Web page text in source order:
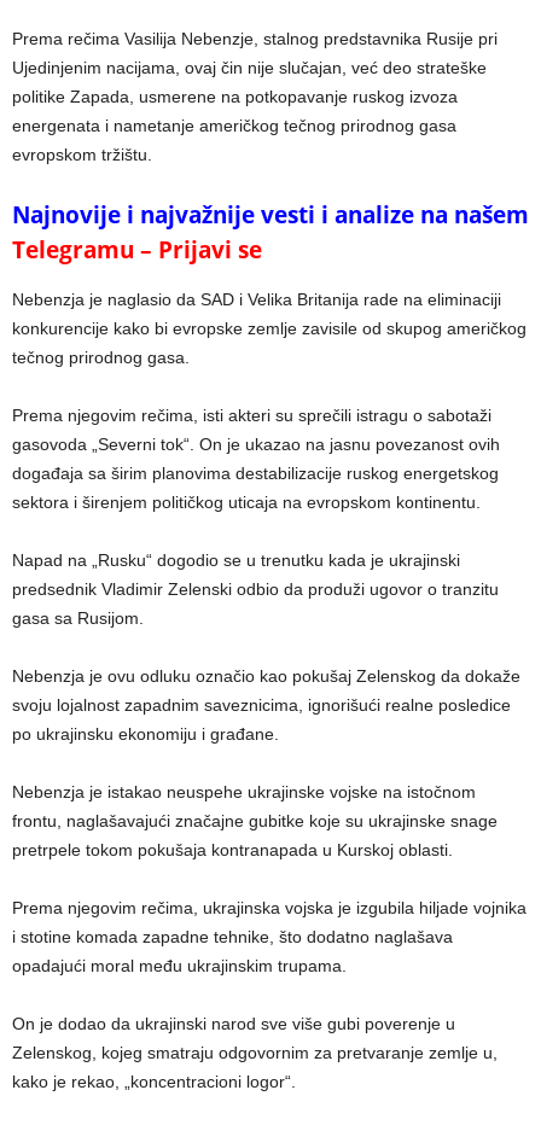
Prema rečima Vasilija Nebenzje, stalnog predstavnika Rusije pri
Ujedinjenim nacijama, ovaj čin nije slučajan, već deo strateške
politike Zapada, usmerene na potkopavanje ruskog izvoza
energenata i nametanje američkog tečnog prirodnog gasa
evropskom tržištu.
Najnovije i najvažnije vesti i analize na našem
Telegramu – Prijavi se
Nebenzja je naglasio da SAD i Velika Britanija rade na eliminaciji
konkurencije kako bi evropske zemlje zavisile od skupog američkog
tečnog prirodnog gasa.
Prema njegovim rečima, isti akteri su sprečili istragu o sabotaži
gasovoda „Severni tok“. On je ukazao na jasnu povezanost ovih
događaja sa širim planovima destabilizacije ruskog energetskog
sektora i širenjem političkog uticaja na evropskom kontinentu.
Napad na „Rusku“ dogodio se u trenutku kada je ukrajinski
predsednik Vladimir Zelenski odbio da produži ugovor o tranzitu
gasa sa Rusijom.
Nebenzja je ovu odluku označio kao pokušaj Zelenskog da dokaže
svoju lojalnost zapadnim saveznicima, ignorišući realne posledice
po ukrajinsku ekonomiju i građane.
Nebenzja je istakao neuspehe ukrajinske vojske na istočnom
frontu, naglašavajući značajne gubitke koje su ukrajinske snage
pretrpele tokom pokušaja kontranapada u Kurskoj oblasti.
Prema njegovim rečima, ukrajinska vojska je izgubila hiljade vojnika
i stotine komada zapadne tehnike, što dodatno naglašava
opadajući moral među ukrajinskim trupama.
On je dodao da ukrajinski narod sve više gubi poverenje u
Zelenskog, kojeg smatraju odgovornim za pretvaranje zemlje u,
kako je rekao, „koncentracioni logor“.